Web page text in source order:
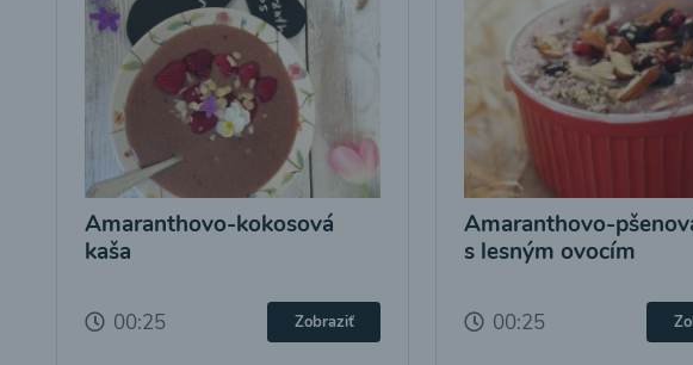
Amaranthovo-kokosová
kaša
00:25 Zobraziť
Amaranthovo-
s lesným ovocím
00:25